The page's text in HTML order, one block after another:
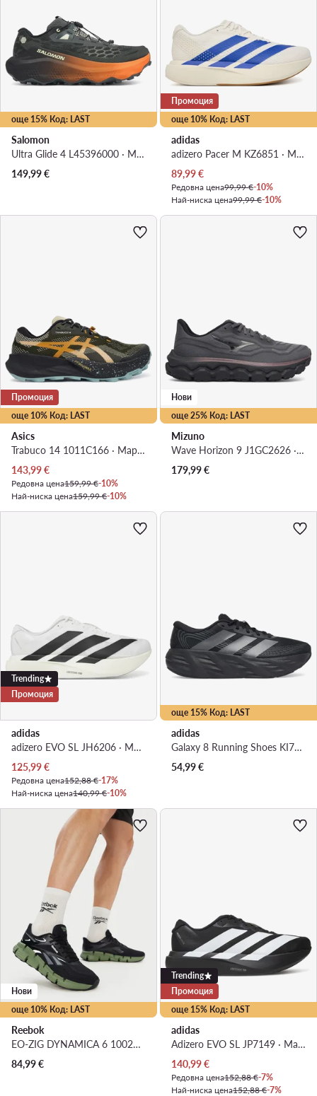
още 15% Код: LAST
Salomon
Ultra Glide 4 L45396000 · Маратонки за бягане
149,99€
още 10% Код: LAST
Промоция
adidas
adizero Pacer M KZ6851 · Маратонки за бягане
Актуална цена
89,99€
Редовна цена99,99 €-10%
Най-ниска цена99,99 €-10%
още 10% Код: LAST
Промоция
Asics
Trabuco 14 1011C166 · Маратонки за бягане
Актуална цена
143,99€
Редовна цена159,99 €-10%
Най-ниска цена159,99 €-10%
още 25% Код: LAST
Нови
Mizuno
Wave Horizon 9 J1GC2626 · Маратонки за бягане
179,99€
Trending
Промоция
adidas
adizero EVO SL JH6206 · Маратонки за бягане
Актуална цена
125,99€
Редовна цена152,88 €-17%
Най-ниска цена140,99 €-10%
още 15% Код: LAST
adidas
Galaxy 8 Running Shoes KI7980 · Маратонки за бягане
54,99€
още 10% Код: LAST
Нови
Reebok
EO-ZIG DYNAMICA 6 100263919 · Маратонки за бягане
84,99€
още 15% Код: LAST
Trending
Промоция
adidas
Adizero EVO SL JP7149 · Маратонки за бягане
Актуална цена
140,99€
Редовна цена152,88 €-7%
Най-ниска цена152,88 €-7%